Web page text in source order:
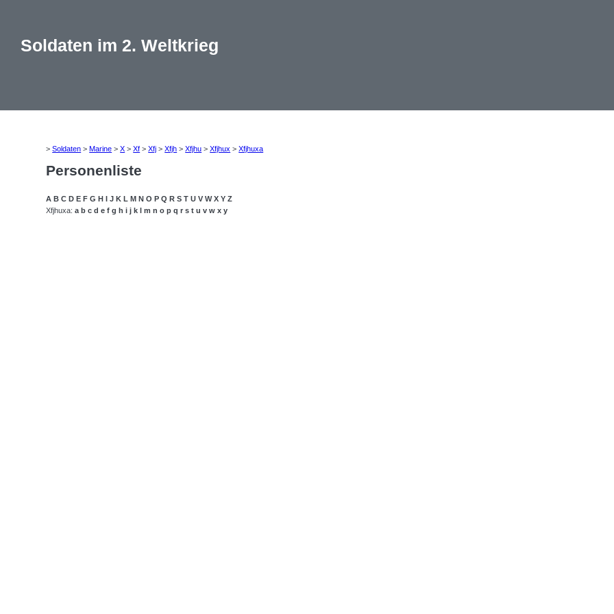
Soldaten im 2. Weltkrieg
>Soldaten >Marine >X >Xf >Xfj >Xfjh >Xfjhu >Xfjhux >Xfjhuxa
Personenliste
A B C D E F G H I J K L M N O P Q R S T U V W X Y Z
Xfjhuxa:a b c d e f g h i j k l m n o p q r s t u v w x y